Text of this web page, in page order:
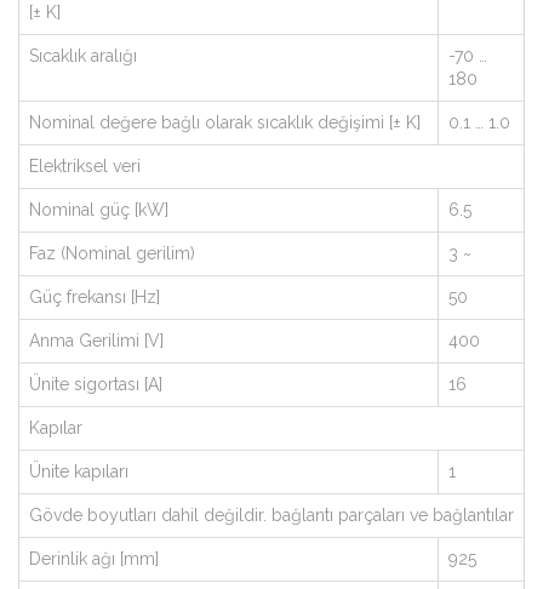
[± K]
Sıcaklık aralığı
-70 …
180
Nominal değere bağlı olarak sıcaklık değişimi [± K] 0.1 … 1.0
Elektriksel veri
Nominal güç [kW] 6.5
Faz (Nominal gerilim) 3 ~
Güç frekansı [Hz] 50
Anma Gerilimi [V] 400
Ünite sigortası [A] 16
Kapılar
Ünite kapıları 1
Gövde boyutları dahil değildir. bağlantı parçaları ve bağlantılar
Derinlik ağı [mm] 925